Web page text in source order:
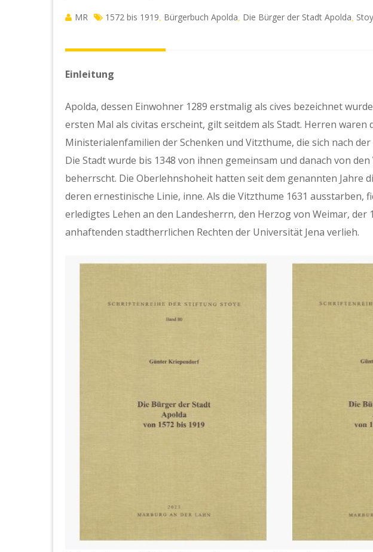
MR 1572 bis 1919 Bürgerbuch Apolda Die Bürger der Stadt Apolda
Einleitung
Apolda, dessen Einwohner 1289 erstmalig als cives bezeichnet
ersten Mal als civitas erscheint, gilt seitdem als Stadt. Herren waren
Ministerialenfamilien der Schenken und Vitzthume, die sich nach
Die Stadt wurde bis 1348 von ihnen gemeinsam und danach von
beherrscht. Die Oberlehnshoheit hatten seit dem genannten Jahre
deren ernestinische Linie, inne. Als die Vitzthume 1631 ausstarben,
erledigtes Lehen an den Landesherrn, den Herzog von Weimar, der
anhaftenden stadtherrlichen Rechten der Universität Jena verlieh.